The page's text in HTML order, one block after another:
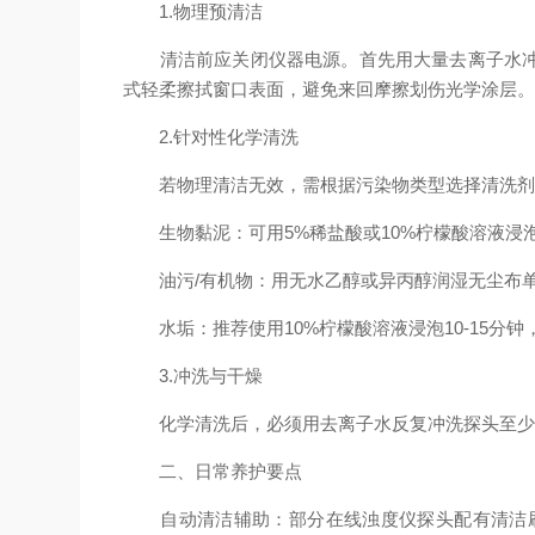
1.物理预清洁
清洁前应关闭仪器电源。首先用大量去离子水冲
式轻柔擦拭窗口表面，避免来回摩擦划伤光学涂层。
2.针对性化学清洗
若物理清洁无效，需根据污染物类型选择清洗
生物黏泥：可用5%稀盐酸或10%柠檬酸溶液浸
油污/有机物：用无水乙醇或异丙醇润湿无尘布
水垢：推荐使用10%柠檬酸溶液浸泡10-15分钟
3.冲洗与干燥
化学清洗后，必须用去离子水反复冲洗探头至少
二、日常养护要点
自动清洁辅助：部分在线浊度仪探头配有清洁